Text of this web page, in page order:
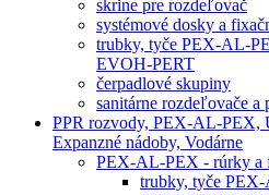
skrine pre rozdeľovač
systémové dosky a
trubky, tyče PEX-AL-
EVOH-PERT
čerpadlové skupiny
sanitárne rozdeľovače a
PPR rozvody, PEX-AL-PEX,
Expanzné nádoby, Vodárne
PEX-AL-PEX - rúrky a
trubky, tyče